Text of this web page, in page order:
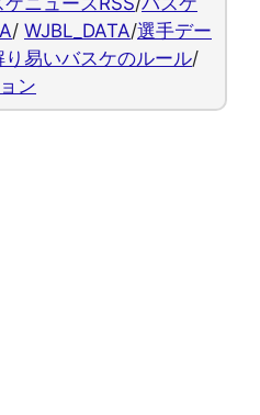
/ WJBL_DATA/選手デー
易いバスケのルール/
ン